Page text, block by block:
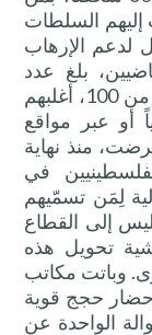
السلطات
لدعم الإرهاب
بلغ عدد
الفلسطينيين المرحَّلين من المملكة أكثر من 100، أغلبهم
أو عبر مواقع
منذ نهاية
في
لِمَن تسمّيهم
إلى القطاع
تحويل هذه
وباتت مكاتب
حجج قوية
الواحدة عن